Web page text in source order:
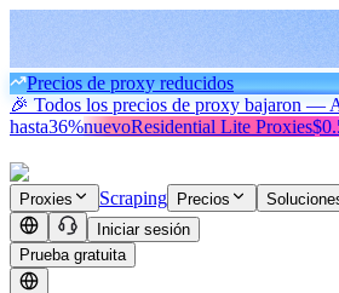
Precios de proxy reducidos
🎉 Todos los precios de proxy bajaron —
hasta36%nuevoResidential Lite Proxies
Proxies Scraping Precios
Iniciar sesión
Prueba gratuita